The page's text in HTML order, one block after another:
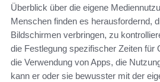
Überblick über die eigene
Menschen finden es herausfordernd,
Bildschirmen verbringen, zu
die Festlegung spezifischer Zeiten für
die Verwendung von Apps, die
kann er oder sie bewusster mit der